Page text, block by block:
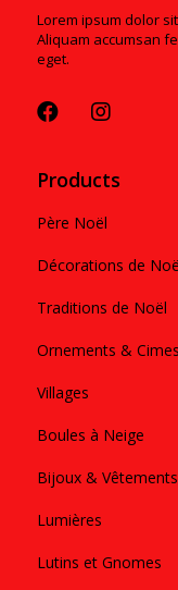
Lorem ipsum dolor
Aliquam accumsan
eget.
Products
Père Noël
Décorations de
Traditions de Noël
Ornements &
Villages
Boules à Neige
Bijoux & Vêtements
Lumières
Lutins et Gnomes